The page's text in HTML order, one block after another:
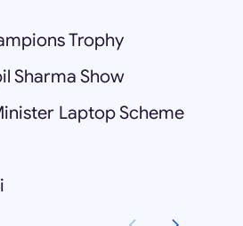
Trophy
Sharma Show
Laptop Scheme